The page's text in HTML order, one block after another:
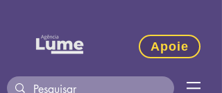
Apoie